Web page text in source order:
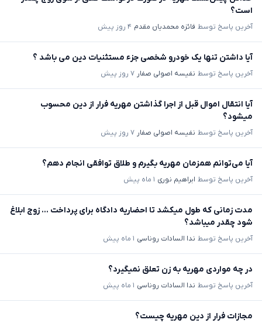
است؟
آخرین پاسخ توسط فائزه محمدیان مقدم ۴ روز پیش
آیا داشتن تنها یک خودرو شخصی جزء مستثنیات دین می باشد ؟
آخرین پاسخ توسط نفیسه اصولی صفار ۷ روز پیش
آیا انتقال اموال قبل از اجرا گذاشتن مهریه فرار از دین محسوب
میشود؟
آخرین پاسخ توسط نفیسه اصولی صفار ۷ روز پیش
آیا می‌توانم همزمان مهریه بگیرم و طلاق توافقی انجام دهم؟
آخرین پاسخ توسط ابراهیم نوری ۱ ماه پیش
مدت زمانی که طول میکشد تا احضاریه دادگاه برای پرداخت ... زوج ابلاغ
شود چقدر میباشد؟
آخرین پاسخ توسط ندا السادات روناسی ۱ ماه پیش
در چه مواردی مهریه به زن تعلق نمیگیرد؟
آخرین پاسخ توسط ندا السادات روناسی ۱ ماه پیش
مجازات فرار از دین مهریه چیست؟